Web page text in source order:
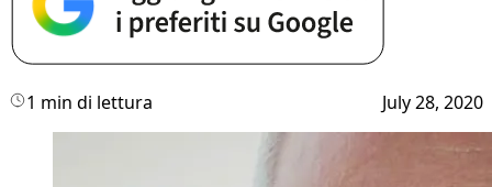
1 min di lettura July 28, 2020